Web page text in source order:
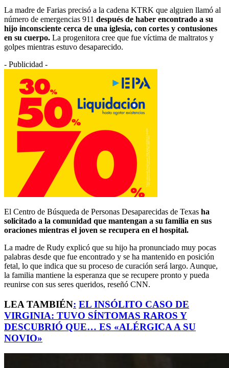
La madre de Farias precisó a la cadena KTRK que alguien llamó al
número de emergencias 911 después de haber encontrado a su
hijo inconsciente cerca de una iglesia, con cortes y contusiones
en su cuerpo. La progenitora cree que fue víctima de maltratos y
golpes mientras estuvo desaparecido.
- Publicidad -
El Centro de Búsqueda de Personas Desaparecidas de Texas ha
solicitado a la comunidad que mantengan a su familia en sus
oraciones mientras el joven se recupera en el hospital.
La madre de Rudy explicó que su hijo ha pronunciado muy pocas
palabras desde que fue encontrado y se ha mantenido en posición
fetal, lo que indica que su proceso de curación será largo. Aunque,
la familia mantiene la esperanza que se recupere pronto y pueda
reunirse con sus seres queridos, reseñó CNN.
LEA TAMBIÉN: EL INSÓLITO CASO DE
VIRGINIA: TUVO SÍNTOMAS RAROS Y
DESCUBRIÓ QUE… ES «ALÉRGICA A SU
NOVIO»